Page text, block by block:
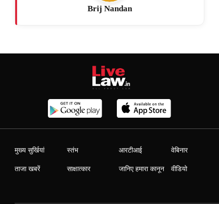
Brij Nandan
मुख्य सुर्खियां
ताजा खबरें
स्तंभ
साक्षात्कार
आरटीआई
जानिए हमारा कानून
वेबिनार
वीडियो